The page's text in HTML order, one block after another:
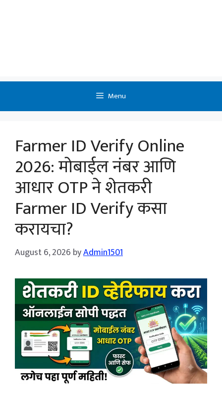
Menu
Farmer ID Verify Online
2026: मोबाईल नंबर आणि
आधार OTP ने शेतकरी
Farmer ID Verify कसा
करायचा?
August 6, 2026 byAdmin1501